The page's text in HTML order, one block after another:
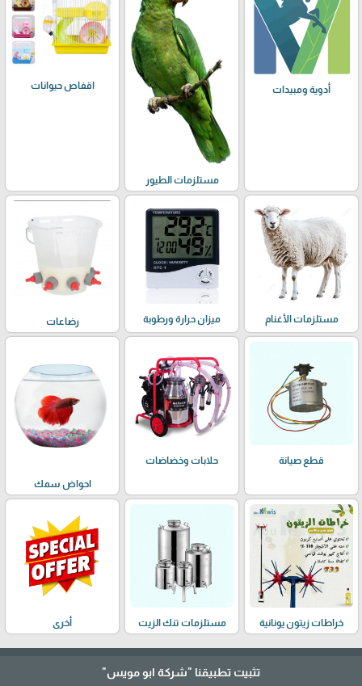
أدوية ومبيدات
مستلزمات الطيور
اقفاص حيوانات
مستلزمات الأغنام ميزان حرارة ورطوبة رضاعات
قطع صيانة حلابات وخضاضات
احواض سمك
خراطات زيتون يونانية مستلزمات تنك الزيت أخرى
تثبيت تطبيقنا "شركة ابو مويس"